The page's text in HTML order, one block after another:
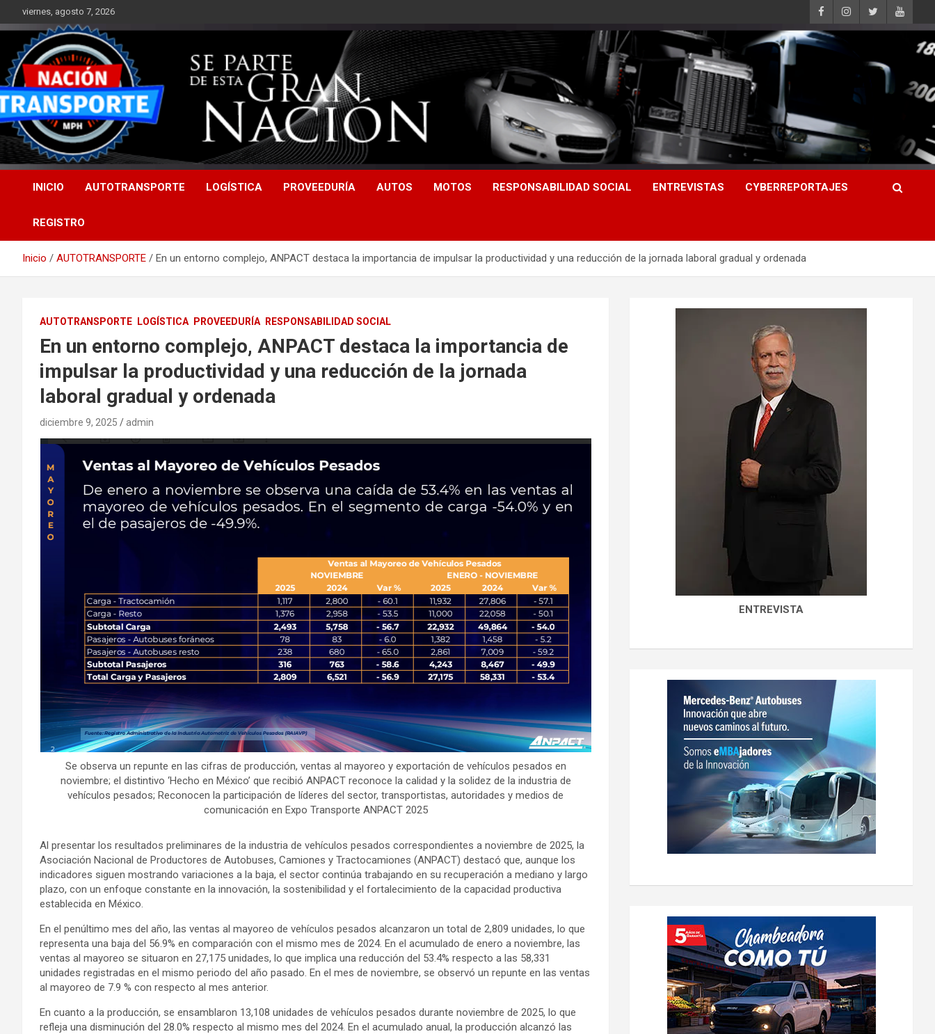
al
contenido
viernes, agosto 7, 2026
INICIO AUTOTRANSPORTE LOGÍSTICA PROVEEDURÍA AUTOS MOTOS RESPONSABILIDAD SOCIAL ENTREVISTAS CYBERREPORTAJES
REGISTRO
Inicio AUTOTRANSPORTE En un entorno complejo, ANPACT destaca la importancia de impulsar la productividad y una reducción de la jornada laboral gradual y ordenada
AUTOTRANSPORTE LOGÍSTICA PROVEEDURÍA RESPONSABILIDAD SOCIAL
En un entorno complejo, ANPACT destaca la importancia de
impulsar la productividad y una reducción de la jornada
laboral gradual y ordenada
diciembre 9, 2025 admin
Se observa un repunte en las cifras de producción, ventas al mayoreo y exportación de vehículos pesados en
noviembre; el distintivo ‘Hecho en México’ que recibió ANPACT reconoce la calidad y la solidez de la industria de
vehículos pesados; Reconocen la participación de líderes del sector, transportistas, autoridades y medios de
comunicación en Expo Transporte ANPACT 2025
Al presentar los resultados preliminares de la industria de vehículos pesados correspondientes a noviembre de 2025, la
Asociación Nacional de Productores de Autobuses, Camiones y Tractocamiones (ANPACT) destacó que, aunque los
indicadores siguen mostrando variaciones a la baja, el sector continúa trabajando en su recuperación a mediano y largo
plazo, con un enfoque constante en la innovación, la sostenibilidad y el fortalecimiento de la capacidad productiva
establecida en México.
En el penúltimo mes del año, las ventas al mayoreo de vehículos pesados alcanzaron un total de 2,809 unidades, lo que
representa una baja del 56.9% en comparación con el mismo mes de 2024. En el acumulado de enero a noviembre, las
ventas al mayoreo se situaron en 27,175 unidades, lo que implica una reducción del 53.4% respecto a las 58,331
unidades registradas en el mismo periodo del año pasado. En el mes de noviembre, se observó un repunte en las ventas
al mayoreo de 7.9 % con respecto al mes anterior.
En cuanto a la producción, se ensamblaron 13,108 unidades de vehículos pesados durante noviembre de 2025, lo que
refleja una disminución del 28.0% respecto al mismo mes del 2024. En el acumulado anual, la producción alcanzó las
ENTREVISTA